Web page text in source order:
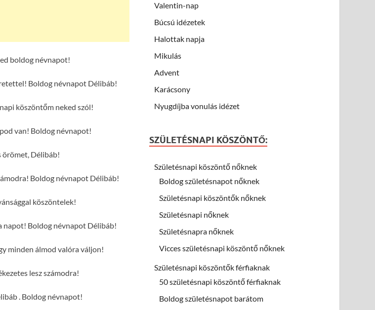
boldog névnapot!
Boldog névnapot Délibáb!
köszöntőm neked szól!
van! Boldog névnapot!
örömet, Délibáb!
Boldog névnapot Délibáb!
köszöntelek!
napot! Boldog névnapot Délibáb!
minden álmod valóra váljon!
lesz számodra!
. Boldog névnapot!
Valentin-nap
Búcsú idézetek
Halottak napja
Mikulás
Advent
Karácsony
Nyugdíjba vonulás idézet
SZÜLETÉSNAPI KÖSZÖNTŐ:
Születésnapi köszöntő nőknek
Boldog születésnapot nőknek
Születésnapi köszöntők nőknek
Születésnapi nőknek
Születésnapra nőknek
Vicces születésnapi köszöntő nőknek
Születésnapi köszöntők férfiaknak
50 születésnapi köszöntő férfiaknak
Boldog születésnapot barátom